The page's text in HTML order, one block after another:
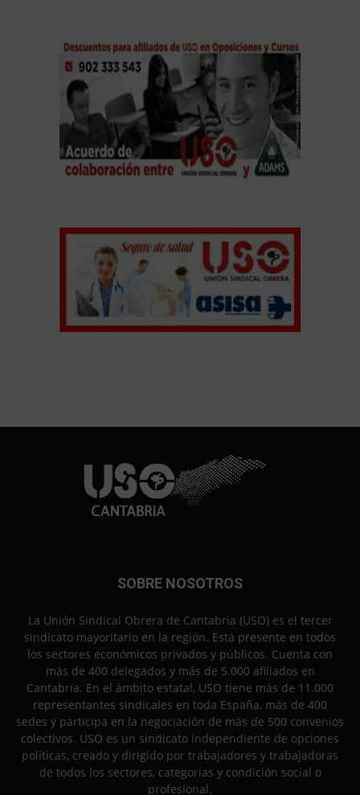
SOBRE NOSOTROS
La Unión Sindical Obrera de Cantabria (USO) es el tercer
sindicato mayoritario en la región. Está presente en todos
los sectores económicos privados y públicos. Cuenta con
más de 400 delegados y más de 5.000 afiliados en
Cantabria. En el ámbito estatal, USO tiene más de 11.000
representantes sindicales en toda España, más de 400
sedes y participa en la negociación de más de 500 convenios
colectivos. USO es un sindicato independiente de opciones
políticas, creado y dirigido por trabajadores y trabajadoras
de todos los sectores, categorías y condición social o
profesional.